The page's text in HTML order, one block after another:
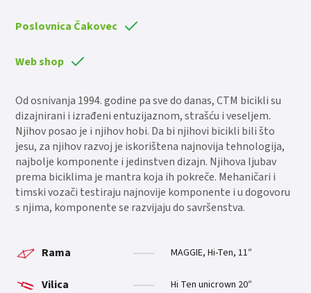
Poslovnica Čakovec
Web shop
Od osnivanja 1994. godine pa sve do danas, CTM bicikli su
dizajnirani i izrađeni entuzijaznom, strašću i veseljem.
Njihov posao je i njihov hobi. Da bi njihovi bicikli bili što
jesu, za njihov razvoj je iskorištena najnovija tehnologija,
najbolje komponente i jedinstven dizajn. Njihova ljubav
prema biciklima je mantra koja ih pokreče. Mehaničari i
timski vozači testiraju najnovije komponente i u dogovoru
s njima, komponente se razvijaju do savršenstva.
Rama MAGGIE, Hi-Ten, 11″
Vilica Hi Ten unicrown 20″